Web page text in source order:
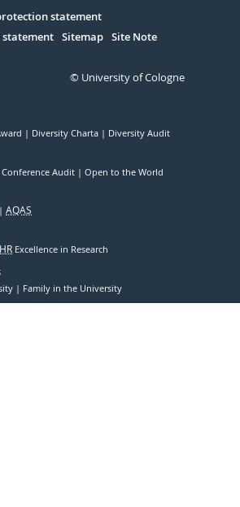
statement
statement Sitemap Site Note
© University of Cologne
Diversity Charta Diversity Audit
Conference Audit Open to the World
AQAS
HR Excellence in Research
Family in the University